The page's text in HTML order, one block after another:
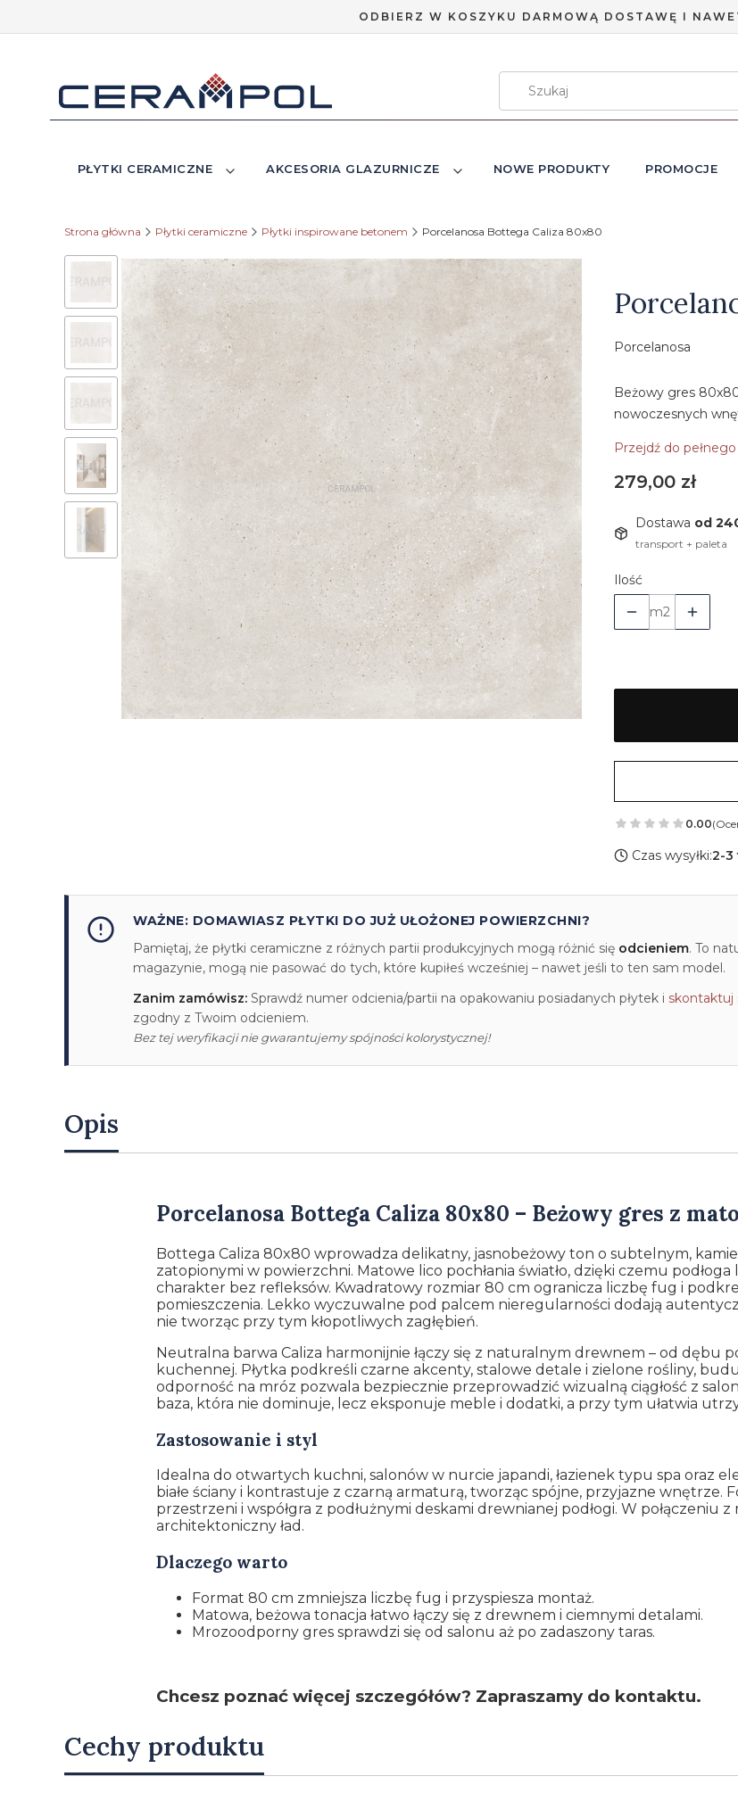
ODBIERZ W KOSZYKU DARMOWĄ DOSTAWĘ I
PŁYTKI CERAMICZNE AKCESORIA GLAZURNICZE NOWE PRODUKTY PROMOCJE
Strona główna Płytki ceramiczne Płytki inspirowane betonem Porcelanosa Bottega Caliza 80x80
Porcelanosa
Beżowy gres
nowoczesnych
Przejdź do
Cena
279,00 zł
Dostawa od
transport + paleta
Ilość
m2
0.00
Czas wysyłki:2-3
WAŻNE: DOMAWIASZ PŁYTKI DO JUŻ UŁOŻONEJ POWIERZCHNI?
Pamiętaj, że płytki ceramiczne z różnych partii produkcyjnych mogą różnić się odcieniem. To
magazynie, mogą nie pasować do tych, które kupiłeś wcześniej – nawet jeśli to ten sam model.
Zanim zamówisz: Sprawdź numer odcienia/partii na opakowaniu posiadanych płytek i skontaktuj
zgodny z Twoim odcieniem.
Bez tej weryfikacji nie gwarantujemy spójności kolorystycznej!
Opis
Porcelanosa Bottega Caliza 80x80 – Beżowy gres z
Bottega Caliza 80x80 wprowadza delikatny, jasnobeżowy ton o subtelnym,
zatopionymi w powierzchni. Matowe lico pochłania światło, dzięki czemu
charakter bez refleksów. Kwadratowy rozmiar 80 cm ogranicza liczbę fug i
pomieszczenia. Lekko wyczuwalne pod palcem nieregularności dodają
nie tworząc przy tym kłopotliwych zagłębień.
Neutralna barwa Caliza harmonijnie łączy się z naturalnym drewnem – od dębu
kuchennej. Płytka podkreśli czarne akcenty, stalowe detale i zielone rośliny,
odporność na mróz pozwala bezpiecznie przeprowadzić wizualną ciągłość z
baza, która nie dominuje, lecz eksponuje meble i dodatki, a przy tym ułatwia
Zastosowanie i styl
Idealna do otwartych kuchni, salonów w nurcie japandi, łazienek typu spa oraz
białe ściany i kontrastuje z czarną armaturą, tworząc spójne, przyjazne wnętrze.
przestrzeni i współgra z podłużnymi deskami drewnianej podłogi. W połączeniu
architektoniczny ład.
Dlaczego warto
Format 80 cm zmniejsza liczbę fug i przyspiesza montaż.
Matowa, beżowa tonacja łatwo łączy się z drewnem i ciemnymi detalami.
Mrozoodporny gres sprawdzi się od salonu aż po zadaszony taras.
Chcesz poznać więcej szczegółów? Zapraszamy do kontaktu.
Cechy produktu